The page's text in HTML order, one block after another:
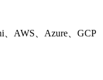
AWS、Azure、GCP